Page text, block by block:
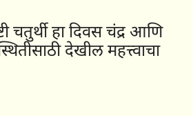
चतुर्थी हा दिवस चंद्र आणि
देखील महत्त्वाचा